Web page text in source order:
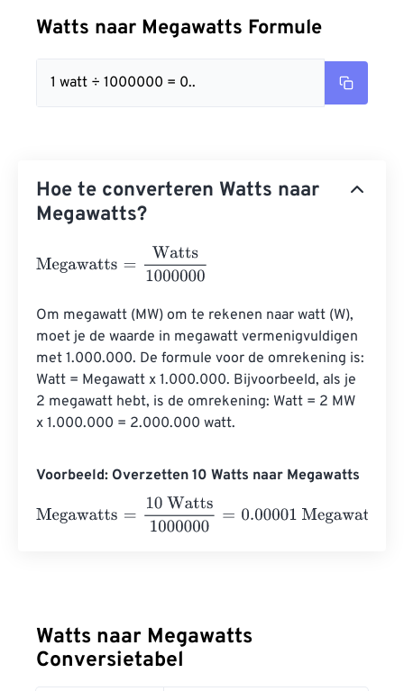
Watts naar Megawatts Formule
1 watt ÷ 1000000 = 0..
Hoe te converteren Watts naar
Megawatts?
Megawatts = 1000000
Om megawatt (MW) om te rekenen naar watt (W),
moet je de waarde in megawatt vermenigvuldigen
met 1.000.000. De formule voor de omrekening is:
Watt = Megawatt x 1.000.000. Bijvoorbeeld, als je
2 megawatt hebt, is de omrekening: Watt = 2 MW
x 1.000.000 = 2.000.000 watt.
Voorbeeld: Overzetten 10 Watts naar Megawatts
Megawatts = 10 Watts1000000 0.00001 Megawatts
Watts naar Megawatts
Conversietabel